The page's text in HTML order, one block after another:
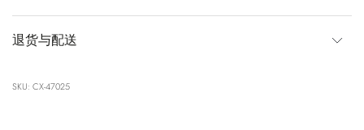
退货与配送
SKU: CX-47025